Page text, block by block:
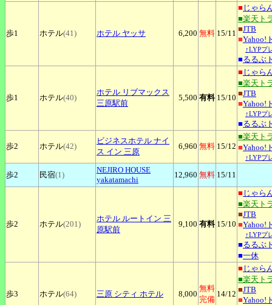
歩1 ホテル(41) ホテル ヤッサ 6,200 無料 15/11
■ じゃら
■楽天ト
■JTB
■Yahoo!
↑LYPプ
■るるぶ
歩1 ホテル(40)
ホテル リブマックス
三原駅前
5,500 有料 15/10
■ じゃら
■楽天ト
■JTB
■Yahoo!
↑LYPプ
■るるぶ
歩2 ホテル(42)
ビジネスホテル ナイ
ス イン 三原
6,960 無料 15/12
■楽天ト
■Yahoo!
↑LYPプ
歩2 民宿(1)
NEJIRO HOUSE
yakatamachi
12,960 無料 15/11
歩2 ホテル(201)
ホテル ルートイン 三
原駅前
9,100 有料 15/10
■ じゃら
■楽天ト
■JTB
■Yahoo!
↑LYPプ
■るるぶ
■一休
歩3 ホテル(64) 三原 シティ ホテル 8,000
無料
完備
14/12
■ じゃら
■楽天ト
■JTB
■Yahoo!